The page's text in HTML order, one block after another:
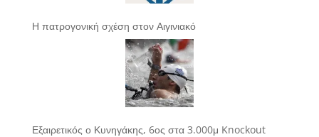
Η πατρογονική σχέση στον Αιγινιακό
Εξαιρετικός ο Κυνηγάκης, 6ος στα 3.000μ Knockout